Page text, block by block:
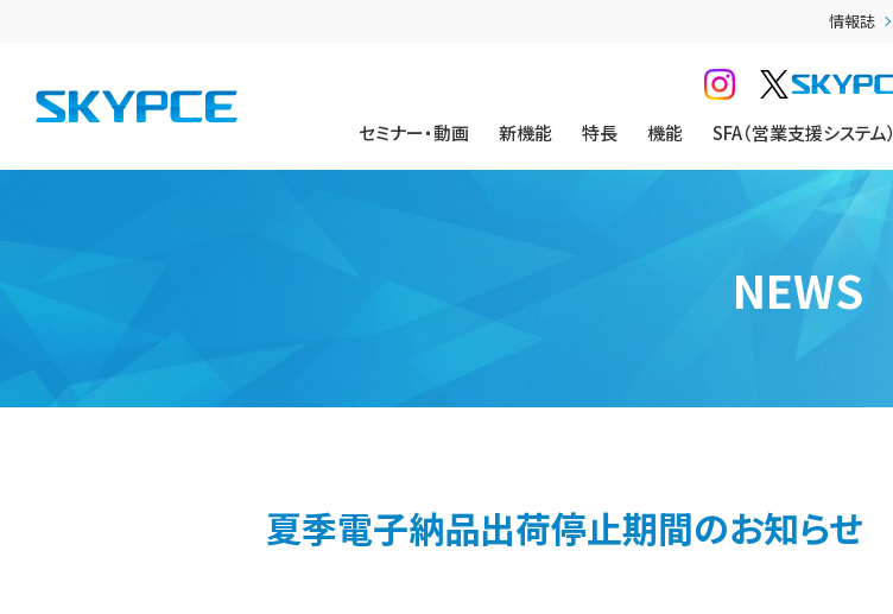
セミナー・動画 新機能 特長 機能 SFA（営業支援システム）
情報誌
NEWS
夏季電子納品出荷停止期間のお知らせ